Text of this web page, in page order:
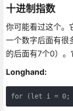
十进制指数
你可能看过这个。
一个数字后面有很
的后面有7个0）。
Longhand:
for (let i = 0;